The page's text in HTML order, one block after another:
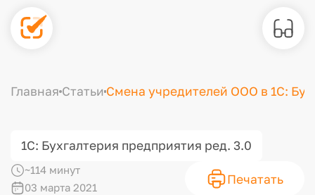
Главная Статьи Смена учредителей ООО в 1С:
1С: Бухгалтерия предприятия ред. 3.0
~114 минут
03 марта 2021
Печатать